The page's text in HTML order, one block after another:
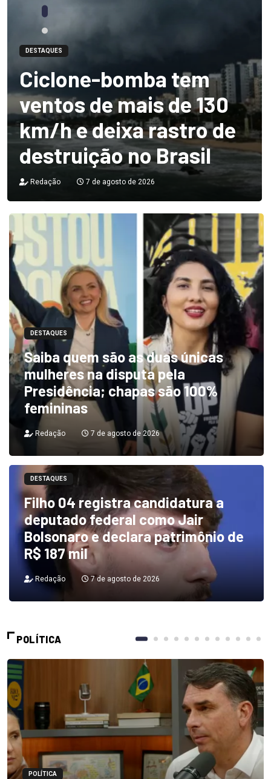
DESTAQUES
Ciclone-bomba tem
ventos de mais de 130
km/h e deixa rastro de
destruição no Brasil
Redação 7 de agosto de 2026
DESTAQUES
Saiba quem são as duas únicas
mulheres na disputa pela
Presidência; chapas são 100%
femininas
Redação 7 de agosto de 2026
DESTAQUES
Filho 04 registra candidatura a
deputado federal como Jair
Bolsonaro e declara patrimônio de
R$ 187 mil
Redação 7 de agosto de 2026
POLÍTICA
POLÍTICA